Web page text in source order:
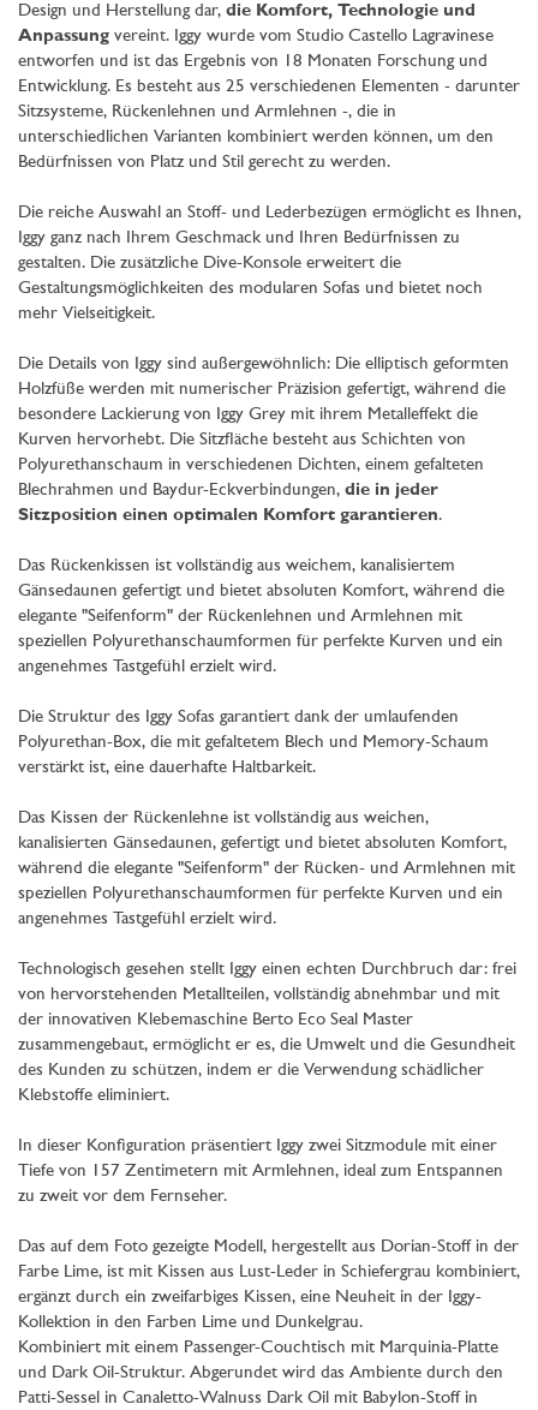
Design und Herstellung dar, die Komfort, Technologie und
Anpassung vereint. Iggy wurde vom Studio Castello Lagravinese
entworfen und ist das Ergebnis von 18 Monaten Forschung und
Entwicklung. Es besteht aus 25 verschiedenen Elementen - darunter
Sitzsysteme, Rückenlehnen und Armlehnen -, die in
unterschiedlichen Varianten kombiniert werden können, um den
Bedürfnissen von Platz und Stil gerecht zu werden.
Die reiche Auswahl an Stoff- und Lederbezügen ermöglicht es Ihnen,
Iggy ganz nach Ihrem Geschmack und Ihren Bedürfnissen zu
gestalten. Die zusätzliche Dive-Konsole erweitert die
Gestaltungsmöglichkeiten des modularen Sofas und bietet noch
mehr Vielseitigkeit.
Die Details von Iggy sind außergewöhnlich: Die elliptisch geformten
Holzfüße werden mit numerischer Präzision gefertigt, während die
besondere Lackierung von Iggy Grey mit ihrem Metalleffekt die
Kurven hervorhebt. Die Sitzfläche besteht aus Schichten von
Polyurethanschaum in verschiedenen Dichten, einem gefalteten
Blechrahmen und Baydur-Eckverbindungen, die in jeder
Sitzposition einen optimalen Komfort garantieren.
Das Rückenkissen ist vollständig aus weichem, kanalisiertem
Gänsedaunen gefertigt und bietet absoluten Komfort, während die
elegante "Seifenform" der Rückenlehnen und Armlehnen mit
speziellen Polyurethanschaumformen für perfekte Kurven und ein
angenehmes Tastgefühl erzielt wird.
Die Struktur des Iggy Sofas garantiert dank der umlaufenden
Polyurethan-Box, die mit gefaltetem Blech und Memory-Schaum
verstärkt ist, eine dauerhafte Haltbarkeit.
Das Kissen der Rückenlehne ist vollständig aus weichen,
kanalisierten Gänsedaunen, gefertigt und bietet absoluten Komfort,
während die elegante "Seifenform" der Rücken- und Armlehnen mit
speziellen Polyurethanschaumformen für perfekte Kurven und ein
angenehmes Tastgefühl erzielt wird.
Technologisch gesehen stellt Iggy einen echten Durchbruch dar: frei
von hervorstehenden Metallteilen, vollständig abnehmbar und mit
der innovativen Klebemaschine Berto Eco Seal Master
zusammengebaut, ermöglicht er es, die Umwelt und die Gesundheit
des Kunden zu schützen, indem er die Verwendung schädlicher
Klebstoffe eliminiert.
In dieser Konfiguration präsentiert Iggy zwei Sitzmodule mit einer
Tiefe von 157 Zentimetern mit Armlehnen, ideal zum Entspannen
zu zweit vor dem Fernseher.
Das auf dem Foto gezeigte Modell, hergestellt aus Dorian-Stoff in der
Farbe Lime, ist mit Kissen aus Lust-Leder in Schiefergrau kombiniert,
ergänzt durch ein zweifarbiges Kissen, eine Neuheit in der Iggy-
Kollektion in den Farben Lime und Dunkelgrau.
Kombiniert mit einem Passenger-Couchtisch mit Marquinia-Platte
und Dark Oil-Struktur. Abgerundet wird das Ambiente durch den
Patti-Sessel in Canaletto-Walnuss Dark Oil mit Babylon-Stoff in